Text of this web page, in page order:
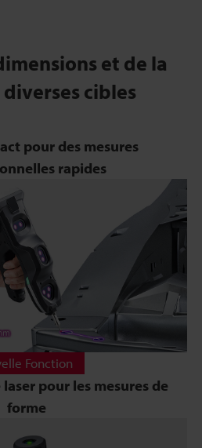
et de la
cibles
pour des mesures
rapides
Fonction
pour les mesures de
forme